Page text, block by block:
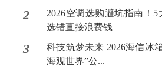
2
2026空调选购避坑指南！5
选错直接浪费钱
3
科技筑梦未来 2026海信冰
海观世界”公...